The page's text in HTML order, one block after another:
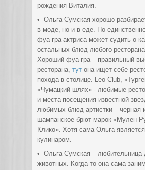
рождения Виталия.
• Ольга Сумская хорошо
в моде, но и в еде. По
фуа-гра актриса может судить о
остальных блюд любого
Хороший фуа-гра – правильный
ресторана, тут она ищет себе
похода в столице. Leo Club,
«Чумацкий шлях» - любимые
и места посещения известной
любимых блюд артистки – черная
шампанское брют марок «Мулен
Клико». Хотя сама Ольга
кулинаром.
• Ольга Сумская – любительница
животных. Когда-то она сама